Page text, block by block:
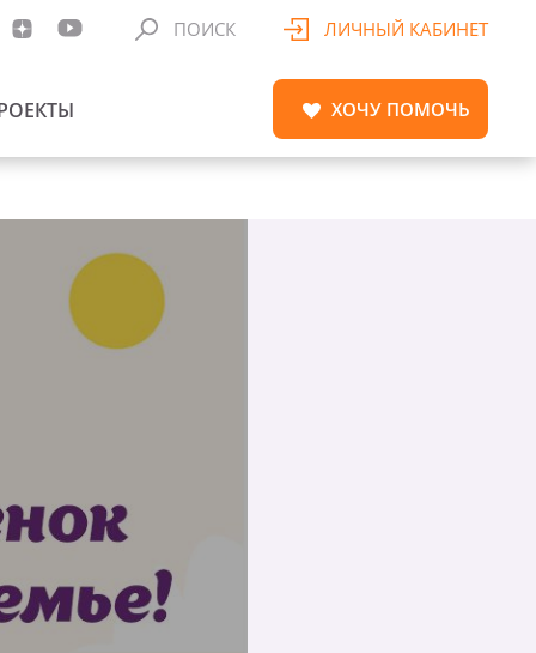
ПОИСК ЛИЧНЫЙ КАБИНЕТ
ХОЧУ ПОМОЧЬ